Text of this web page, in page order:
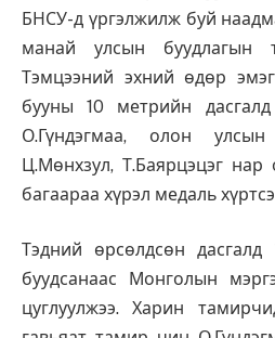
БНСУ-д үргэлжилж буй
манай улсын буудлагын
Тэмцээний эхний өдөр
бууны 10 метрийн
О.Гүндэгмаа, олон
Ц.Мөнхзул, Т.Баярцэцэг
багаараа хүрэл медаль
Тэдний өрсөлдсөн
буудсанаас Монголын
цуглуулжээ. Харин